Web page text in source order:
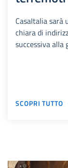
CasaItalia
chiara di
successiva alla
SCOPRI TUTTO